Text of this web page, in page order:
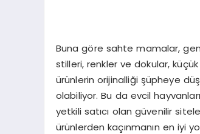
Buna göre sahte mamalar,
stilleri, renkler ve dokular,
ürünlerin orijinalliği şüpheye
olabiliyor. Bu da evcil
yetkili satıcı olan güvenilir
ürünlerden kaçınmanın en iyi